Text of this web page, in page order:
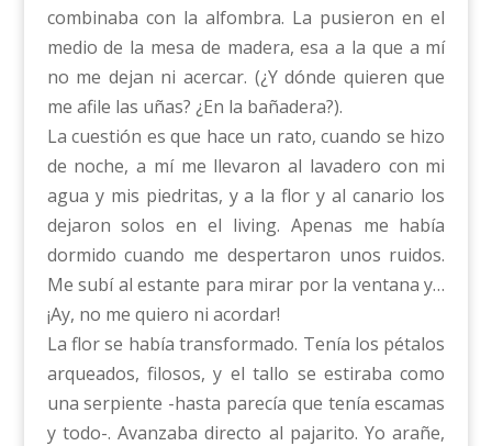
combinaba con la alfombra. La pusieron en el
medio de la mesa de madera, esa a la que a mí
no me dejan ni acercar. (¿Y dónde quieren que
me afile las uñas? ¿En la bañadera?).
La cuestión es que hace un rato, cuando se hizo
de noche, a mí me llevaron al lavadero con mi
agua y mis piedritas, y a la flor y al canario los
dejaron solos en el living. Apenas me había
dormido cuando me despertaron unos ruidos.
Me subí al estante para mirar por la ventana y…
¡Ay, no me quiero ni acordar!
La flor se había transformado. Tenía los pétalos
arqueados, filosos, y el tallo se estiraba como
una serpiente -hasta parecía que tenía escamas
y todo-. Avanzaba directo al pajarito. Yo arañe,